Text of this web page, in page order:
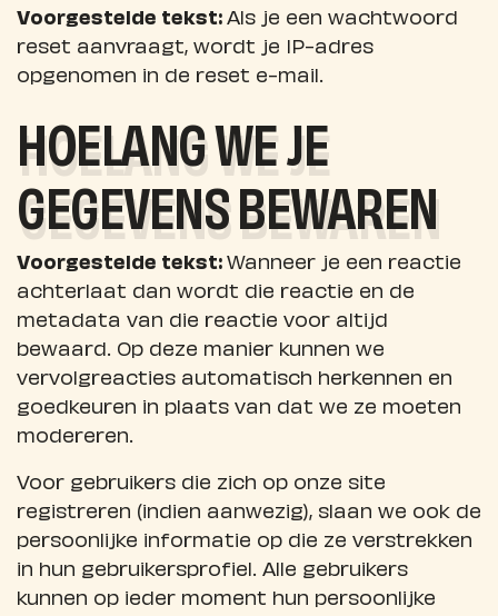
Voorgestelde tekst:Als je een wachtwoord
reset aanvraagt, wordt je IP-adres
opgenomen in de reset e-mail.
HOELANG WE JE
GEGEVENS BEWAREN
Voorgestelde tekst:Wanneer je een reactie
achterlaat dan wordt die reactie en de
metadata van die reactie voor altijd
bewaard. Op deze manier kunnen we
vervolgreacties automatisch herkennen en
goedkeuren in plaats van dat we ze moeten
modereren.
Voor gebruikers die zich op onze site
registreren (indien aanwezig), slaan we ook de
persoonlijke informatie op die ze verstrekken
in hun gebruikersprofiel. Alle gebruikers
kunnen op ieder moment hun persoonlijke